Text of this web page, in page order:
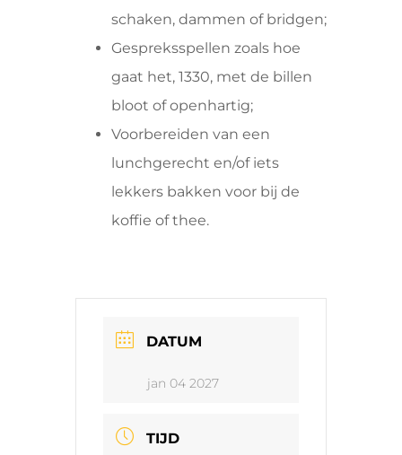
schaken, dammen of bridgen;
Gespreksspellen zoals hoe
gaat het, 1330, met de billen
bloot of openhartig;
Voorbereiden van een
lunchgerecht en/of iets
lekkers bakken voor bij de
koffie of thee.
DATUM
jan 04 2027
TIJD